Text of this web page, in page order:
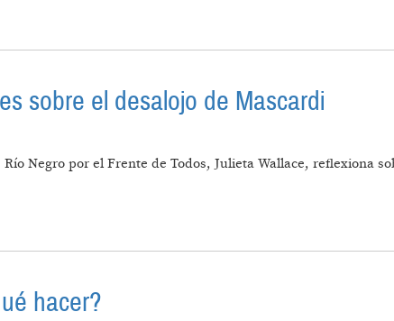
sobre el desalojo de Mascardi
Río Negro por el Frente de Todos, Julieta Wallace, reflexiona
hacer?